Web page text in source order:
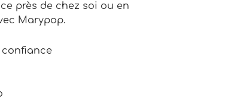
près de chez soi ou en
Marypop.
confiance